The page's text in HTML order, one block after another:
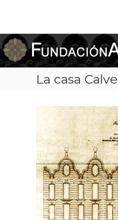
Antonio
Gaudí
La casa